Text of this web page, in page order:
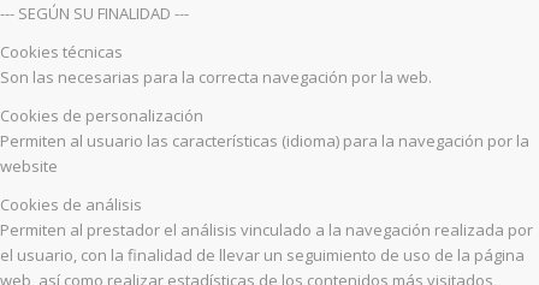
--- SEGÚN SU FINALIDAD ---
Cookies técnicas
Son las necesarias para la correcta navegación por la web.
Cookies de personalización
Permiten al usuario las características (idioma) para la navegación por la
website
Cookies de análisis
Permiten al prestador el análisis vinculado a la navegación realizada por
el usuario, con la finalidad de llevar un seguimiento de uso de la página
web, así como realizar estadísticas de los contenidos más visitados,